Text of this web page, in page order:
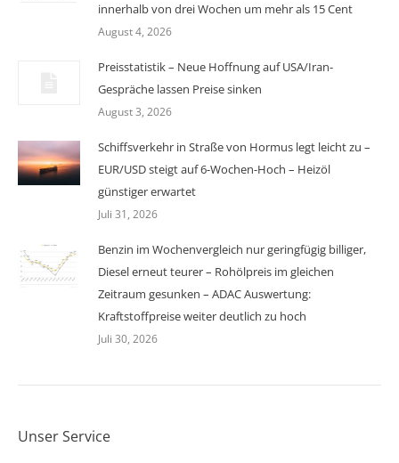
innerhalb von drei Wochen um mehr als 15 Cent
August 4, 2026
Preisstatistik – Neue Hoffnung auf USA/Iran-
Gespräche lassen Preise sinken
August 3, 2026
Schiffsverkehr in Straße von Hormus legt leicht zu –
EUR/USD steigt auf 6-Wochen-Hoch – Heizöl
günstiger erwartet
Juli 31, 2026
Benzin im Wochenvergleich nur geringfügig billiger,
Diesel erneut teurer – Rohölpreis im gleichen
Zeitraum gesunken – ADAC Auswertung:
Kraftstoffpreise weiter deutlich zu hoch
Juli 30, 2026
Unser Service